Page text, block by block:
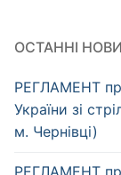
ОСТАННІ
РЕГЛАМЕНТ
України зі
м. Чернівці)